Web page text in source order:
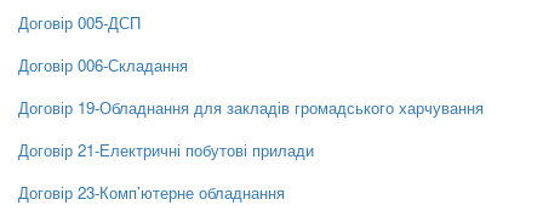
Договір 005-ДСП
Договір 006-Складання
Договір 19-Обладнання для закладів громадського харчування
Договір 21-Електричні побутові прилади
Договір 23-Комп’ютерне обладнання